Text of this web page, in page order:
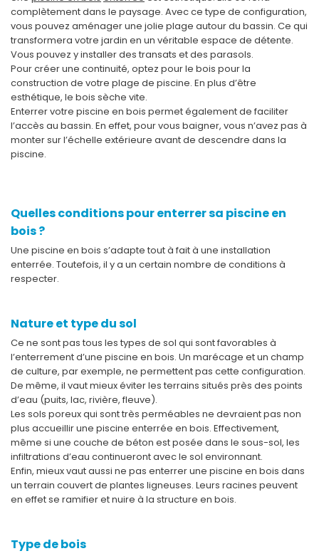
complètement dans le paysage. Avec ce type de configuration,
vous pouvez aménager une jolie plage autour du bassin. Ce qui
transformera votre jardin en un véritable espace de détente.
Vous pouvez y installer des transats et des parasols.
Pour créer une continuité, optez pour le bois pour la
construction de votre plage de piscine. En plus d’être
esthétique, le bois sèche vite.
Enterrer votre piscine en bois permet également de faciliter
l’accès au bassin. En effet, pour vous baigner, vous n’avez pas à
monter sur l’échelle extérieure avant de descendre dans la
piscine.
Quelles conditions pour enterrer sa piscine en
bois ?
Une piscine en bois s’adapte tout à fait à une installation
enterrée. Toutefois, il y a un certain nombre de conditions à
respecter.
Nature et type du sol
Ce ne sont pas tous les types de sol qui sont favorables à
l’enterrement d’une piscine en bois. Un marécage et un champ
de culture, par exemple, ne permettent pas cette configuration.
De même, il vaut mieux éviter les terrains situés près des points
d’eau (puits, lac, rivière, fleuve).
Les sols poreux qui sont très perméables ne devraient pas non
plus accueillir une piscine enterrée en bois. Effectivement,
même si une couche de béton est posée dans le sous-sol, les
infiltrations d’eau continueront avec le sol environnant.
Enfin, mieux vaut aussi ne pas enterrer une piscine en bois dans
un terrain couvert de plantes ligneuses. Leurs racines peuvent
en effet se ramifier et nuire à la structure en bois.
Type de bois